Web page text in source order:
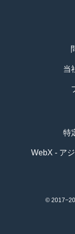
当
特
WebX - ア
©